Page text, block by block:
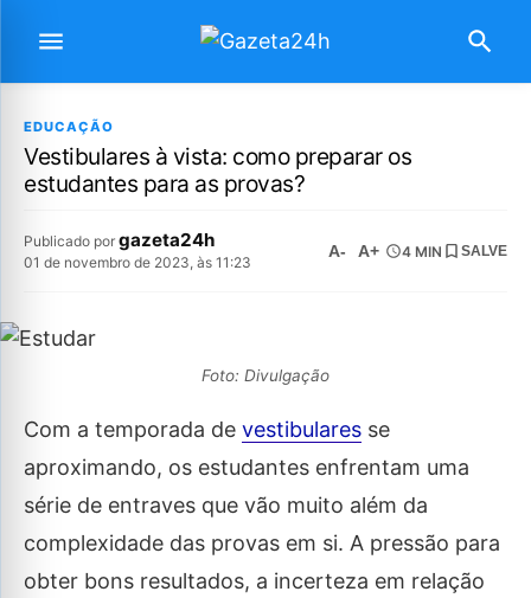
EDUCAÇÃO
Vestibulares à vista: como preparar os
estudantes para as provas?
Publicado por gazeta24h
01 de novembro de 2023, às 11:23
A- A+ 4 MIN SALVE
Foto: Divulgação
Com a temporada de vestibulares se
aproximando, os estudantes enfrentam uma
série de entraves que vão muito além da
complexidade das provas em si. A pressão para
obter bons resultados, a incerteza em relação